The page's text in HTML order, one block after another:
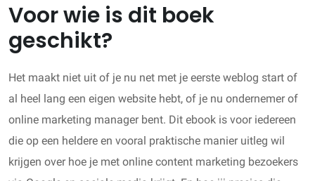
Voor wie is dit boek
geschikt?
Het maakt niet uit of je nu net met je eerste weblog start of
al heel lang een eigen website hebt, of je nu ondernemer of
online marketing manager bent. Dit ebook is voor iedereen
die op een heldere en vooral praktische manier uitleg wil
krijgen over hoe je met online content marketing bezoekers